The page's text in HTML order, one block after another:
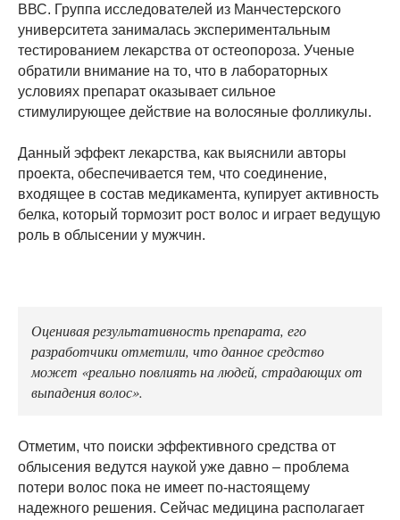
ВВС. Группа исследователей из Манчестерского
университета занималась экспериментальным
тестированием лекарства от остеопороза. Ученые
обратили внимание на то, что в лабораторных
условиях препарат оказывает сильное
стимулирующее действие на волосяные фолликулы.
Данный эффект лекарства, как выяснили авторы
проекта, обеспечивается тем, что соединение,
входящее в состав медикамента, купирует активность
белка, который тормозит рост волос и играет ведущую
роль в облысении у мужчин.
Оценивая результативность препарата, его
разработчики отметили, что данное средство
может «реально повлиять на людей, страдающих от
выпадения волос».
Отметим, что поиски эффективного средства от
облысения ведутся наукой уже давно – проблема
потери волос пока не имеет по-настоящему
надежного решения. Сейчас медицина располагает